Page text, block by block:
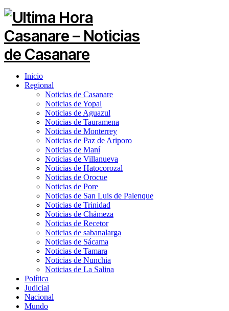
Inicio
Regional
Noticias de Casanare
Noticias de Yopal
Noticias de Aguazul
Noticias de Tauramena
Noticias de Monterrey
Noticias de Paz de Ariporo
Noticias de Maní
Noticias de Villanueva
Noticias de Hatocorozal
Noticias de Orocue
Noticias de Pore
Noticias de San Luis de Palenque
Noticias de Trinidad
Noticias de Chámeza
Noticias de Recetor
Noticias de sabanalarga
Noticias de Sácama
Noticias de Tamara
Noticias de Nunchia
Noticias de La Salina
Política
Judicial
Nacional
Mundo